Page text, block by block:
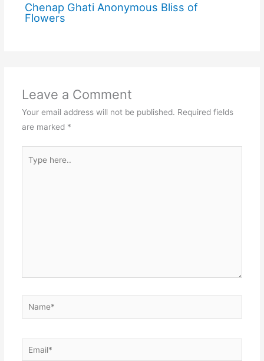
Chenap Ghati Anonymous Bliss of
Flowers
Leave a Comment
Your email address will not be published. Required fields
are marked *
here..
Name*
Email*